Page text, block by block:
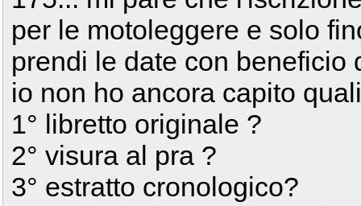
per le motoleggere e solo
prendi le date con beneficio
io non ho ancora capito
1° libretto originale ?
2° visura al pra ?
3° estratto cronologico?